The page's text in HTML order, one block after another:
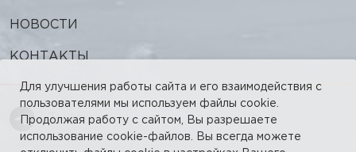
НОВОСТИ
КОНТАКТЫ
Telegram
Для улучшения работы сайта и его взаимодействия с
пользователями мы используем файлы cookie.
Продолжая работу с сайтом, Вы разрешаете
использование cookie-файлов. Вы всегда можете